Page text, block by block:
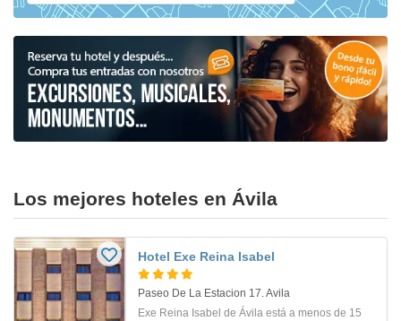
Los mejores hoteles en Ávila
Hotel Exe Reina Isabel
Paseo De La Estacion 17. Avila
Exe Reina Isabel de Ávila está a menos de 15